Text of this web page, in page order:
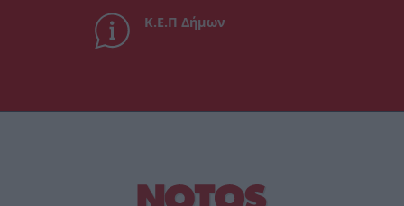
Κ.Ε.Π Δήμων